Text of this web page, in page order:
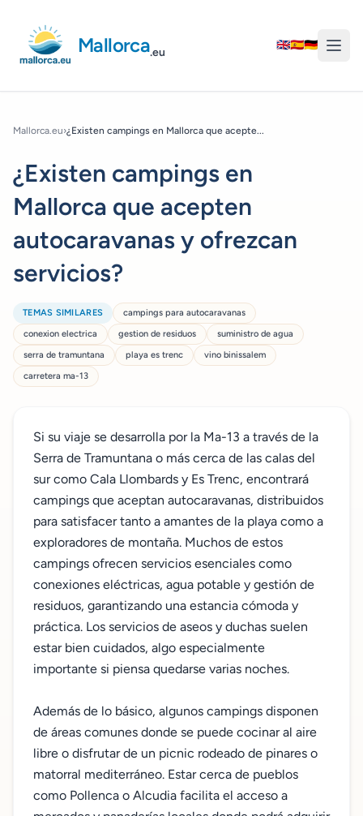
Mallorca.eu
🇬🇧🇪🇸🇩🇪
Mallorca.eu›¿Existen campings en Mallorca que acepte...
¿Existen campings en
Mallorca que acepten
autocaravanas y ofrezcan
servicios?
TEMAS SIMILARES
campings para autocaravanas
conexion electrica
gestion de residuos
suministro de agua
serra de tramuntana
playa es trenc
vino binissalem
carretera ma-13
Si su viaje se desarrolla por la Ma-13 a través de la
Serra de Tramuntana o más cerca de las calas del
sur como Cala Llombards y Es Trenc, encontrará
campings que aceptan autocaravanas, distribuidos
para satisfacer tanto a amantes de la playa como a
exploradores de montaña. Muchos de estos
campings ofrecen servicios esenciales como
conexiones eléctricas, agua potable y gestión de
residuos, garantizando una estancia cómoda y
práctica. Los servicios de aseos y duchas suelen
estar bien cuidados, algo especialmente
importante si piensa quedarse varias noches.
Además de lo básico, algunos campings disponen
de áreas comunes donde se puede cocinar al aire
libre o disfrutar de un picnic rodeado de pinares o
matorral mediterráneo. Estar cerca de pueblos
como Pollenca o Alcudia facilita el acceso a